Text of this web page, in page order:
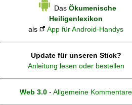
Das Ökumenische
Heiligenlexikon
als
App für Android-Handys
Update für unseren Stick?
Anleitung lesen oder bestellen
Web 3.0 - Allgemeine Kommentare